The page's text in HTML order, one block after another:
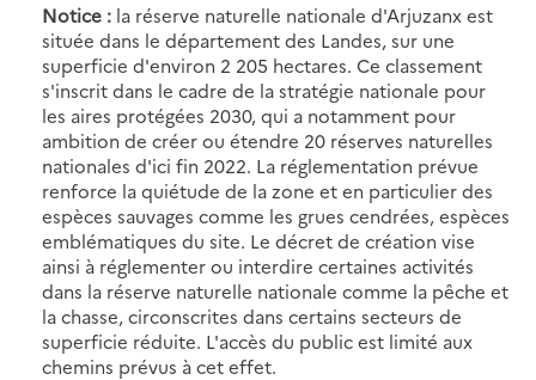
Notice : la réserve naturelle nationale d'Arjuzanx est
située dans le département des Landes, sur une
superficie d'environ 2 205 hectares. Ce classement
s'inscrit dans le cadre de la stratégie nationale pour
les aires protégées 2030, qui a notamment pour
ambition de créer ou étendre 20 réserves naturelles
nationales d'ici fin 2022. La réglementation prévue
renforce la quiétude de la zone et en particulier des
espèces sauvages comme les grues cendrées, espèces
emblématiques du site. Le décret de création vise
ainsi à réglementer ou interdire certaines activités
dans la réserve naturelle nationale comme la pêche et
la chasse, circonscrites dans certains secteurs de
superficie réduite. L'accès du public est limité aux
chemins prévus à cet effet.